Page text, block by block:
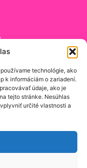
technológie, ako
k informáciám o zariadení.
údaje, ako je
tejto stránke. Nesúhlas
určité vlastnosti a